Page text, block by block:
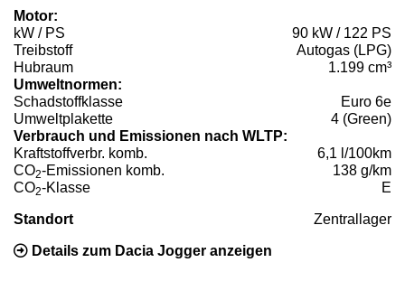
Motor:
kW / PS
90 kW / 122 PS
Treibstoff
Autogas (LPG)
Hubraum
1.199 cm³
Umweltnormen:
Schadstoffklasse
Euro 6e
Umweltplakette
4 (Green)
Verbrauch und Emissionen nach WLTP:
Kraftstoffverbr. komb.
6,1 l/100km
CO2-Emissionen komb.
138 g/km
CO2-Klasse E
Standort Zentrallager
Details zum Dacia Jogger anzeigen